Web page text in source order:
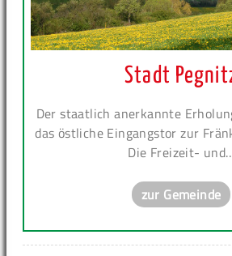
Stadt
Der staatlich anerkannte
das östliche Eingangstor zur
Die Freizeit-
zur Gemeinde